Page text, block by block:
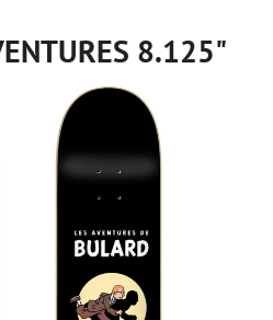
8.125"